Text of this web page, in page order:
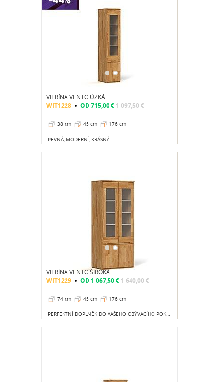
VITRÍNA VENTO ÚZKÁ
WIT1228 OD715,00 €1 097,50 €
38 cm 45 cm 176 cm
PEVNÁ, MODERNÍ, KRÁSNÁ
VITRÍNA VENTO ŠIROKÁ
WIT1229 OD1 067,50 €1 640,00 €
74 cm 45 cm 176 cm
PERFEKTNÍ DOPLNĚK DO VAŠEHO OBÝVACÍHO POKOJE